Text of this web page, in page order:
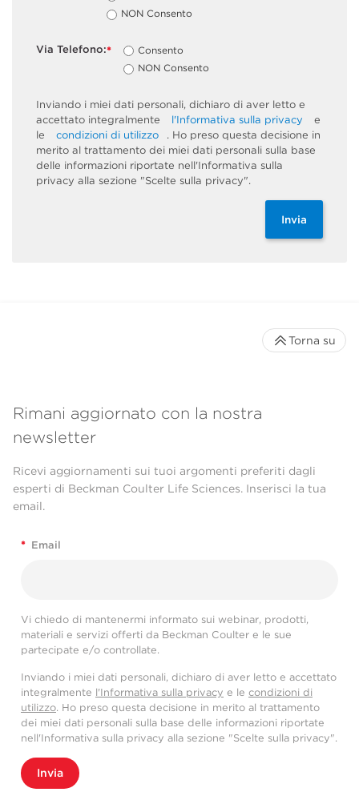
NON Consento
*
Via Telefono:
Consento
NON Consento
Inviando i miei dati personali, dichiaro di aver letto e
accettato integralmente
l'Informativa sulla privacy
e
le
condizioni di utilizzo
. Ho preso questa decisione in
merito al trattamento dei miei dati personali sulla base
delle informazioni riportate nell'Informativa sulla
privacy alla sezione "Scelte sulla privacy".
Invia
Rimani aggiornato con la nostra
newsletter
Ricevi aggiornamenti sui tuoi argomenti preferiti dagli
esperti di Beckman Coulter Life Sciences. Inserisci la tua
email.
* Email
Vi chiedo di mantenermi informato sui webinar, prodotti,
materiali e servizi offerti da Beckman Coulter e le sue
partecipate e/o controllate.
Inviando i miei dati personali, dichiaro di aver letto e accettato
integralmente l'Informativa sulla privacy e le condizioni di
utilizzo. Ho preso questa decisione in merito al trattamento
dei miei dati personali sulla base delle informazioni riportate
nell'Informativa sulla privacy alla sezione "Scelte sulla privacy".
Invia
Torna su